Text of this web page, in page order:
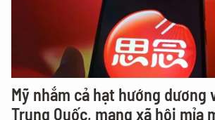
Mỹ nhắm cả hạt hướng dương
Trung Quốc, mạng xã hội mỉa